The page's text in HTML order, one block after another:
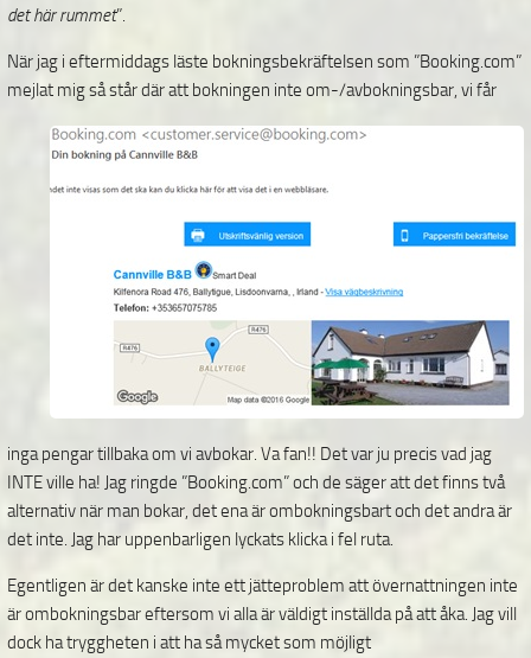
det här rummet”.
När jag i eftermiddags läste bokningsbekräftelsen som ”Booking.com”
mejlat mig så står där att bokningen inte om-/avbokningsbar, vi får
inga pengar tillbaka om vi avbokar. Va fan!! Det var ju precis vad jag
INTE ville ha! Jag ringde ”Booking.com” och de säger att det finns två
alternativ när man bokar, det ena är ombokningsbart och det andra är
det inte. Jag har uppenbarligen lyckats klicka i fel ruta.
Egentligen är det kanske inte ett jätteproblem att övernattningen inte
är ombokningsbar eftersom vi alla är väldigt inställda på att åka. Jag vill
dock ha tryggheten i att ha så mycket som möjligt